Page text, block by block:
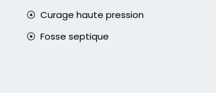
Curage haute pression
Fosse septique